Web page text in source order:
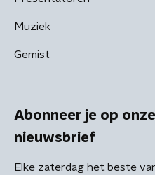
Muziek
Gemist
Abonneer je op
nieuwsbrief
Elke zaterdag het beste